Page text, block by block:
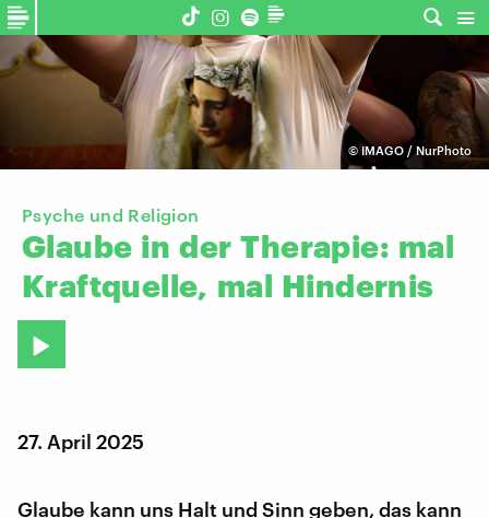
©IMAGO / NurPhoto
Psyche und Religion
Glaube in der Therapie: mal
Kraftquelle, mal Hindernis
27. April 2025
Glaube kann uns Halt und Sinn geben, das kann